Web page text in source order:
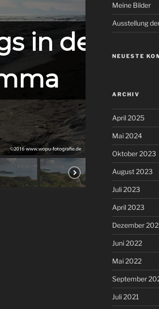
in der
Meine Bilder
Ausstellung
NEUESTE
ARCHIV
April 2025
Mai 2024
Oktober 2023
August 2023
Juli 2023
April 2023
Dezember
Juni 2022
Mai 2022
September
Juli 2021